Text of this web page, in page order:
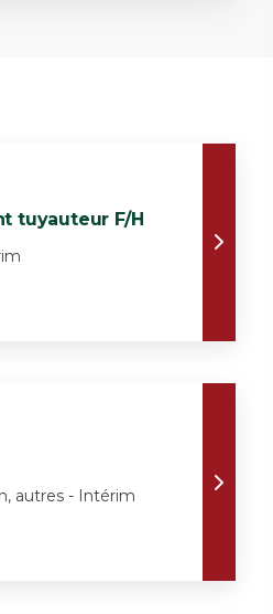
tuyauteur F/H
autres - Intérim